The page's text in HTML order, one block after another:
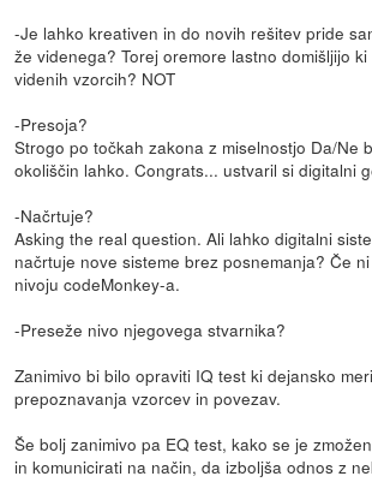
-Je lahko kreativen in do novih rešitev pride
že videnega? Torej oremore lastno domišljijo
videnih vzorcih? NOT
-Presoja?
Strogo po točkah zakona z miselnostjo Da/Ne
okoliščin lahko. Congrats... ustvaril si digitalni
-Načrtuje?
Asking the real question. Ali lahko digitalni
načrtuje nove sisteme brez posnemanja? Če
nivoju codeMonkey-a.
-Preseže nivo njegovega stvarnika?
Zanimivo bi bilo opraviti IQ test ki dejansko
prepoznavanja vzorcev in povezav.
Še bolj zanimivo pa EQ test, kako se je
in komunicirati na način, da izboljša odnos z